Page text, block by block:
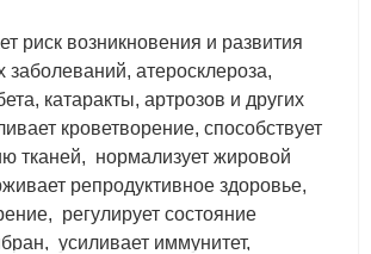
риск возникновения и развития
заболеваний, атеросклероза,
катаракты, артрозов и других
кроветворение, способствует
тканей, нормализует жировой
репродуктивное здоровье,
регулирует состояние
усиливает иммунитет,